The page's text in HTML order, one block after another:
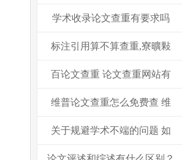
学术收录论文查重有要求吗
标注引用算不算查重,寮曠敤
百论文查重 论文查重网站有
维普论文查重怎么免费查 维
关于规避学术不端的问题 如